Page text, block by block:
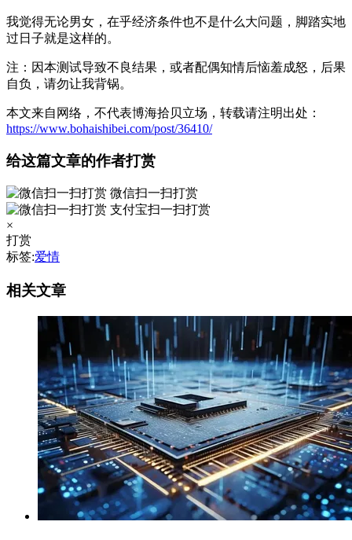
我觉得无论男女，在乎经济条件也不是什么大问题，脚踏实地
过日子就是这样的。
注：因本测试导致不良结果，或者配偶知情后恼羞成怒，后果
自负，请勿让我背锅。
本文来自网络，不代表博海拾贝立场，转载请注明出处：
https://www.bohaishibei.com/post/36410/
给这篇文章的作者打赏
微信扫一扫打赏
支付宝扫一扫打赏
×
打赏
标签:爱情
相关文章